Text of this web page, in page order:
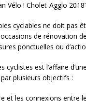
Vélo ! Cholet-Agglo
cyclables ne doit pas
de rénovation
ponctuelles ou
cyclistes est l’affaire
plusieurs objectifs :
et les connexions entre